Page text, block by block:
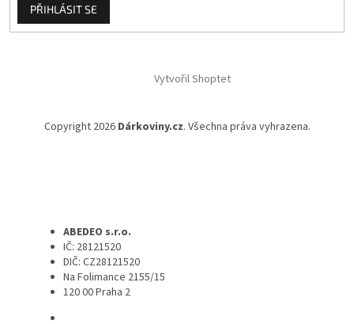
PŘIHLÁSIT SE
Vytvořil Shoptet
Copyright 2026 Dárkoviny.cz. Všechna práva vyhrazena.
ABEDEO s.r.o.
IČ: 28121520
DIČ: CZ28121520
Na Folimance 2155/15
120 00 Praha 2